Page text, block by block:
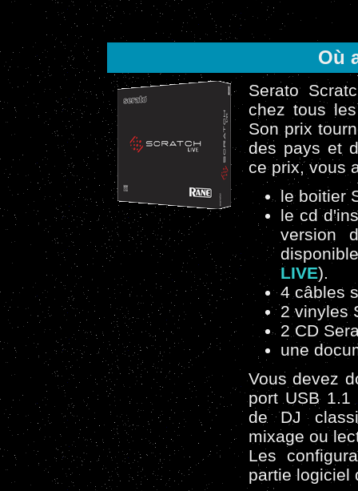
Où
Serato
chez tous
Son prix
des pays et
ce prix, vous
le boitier
le cd
version
LIVE).
4 câbles
2 vinyles
2 CD
une
Vous devez
port USB
de DJ
mixage ou
Les
partie logiciel